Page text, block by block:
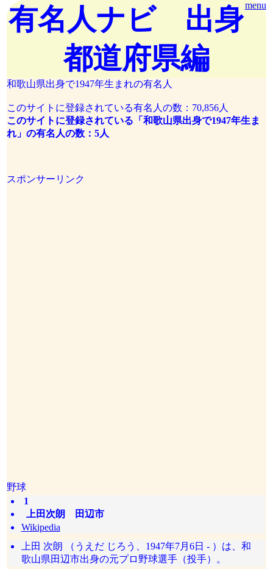
menu
有名人ナビ 出身
都道府県編
和歌山県出身で1947年生まれの有名人
このサイトに登録されている有名人の数：70,856人
このサイトに登録されている「和歌山県出身で1947年生ま
れ」の有名人の数：5人
スポンサーリンク
野球
1
上田次朗 田辺市
Wikipedia
上田 次朗 （うえだ じろう、1947年7月6日 - ）は、和
歌山県田辺市出身の元プロ野球選手（投手）。